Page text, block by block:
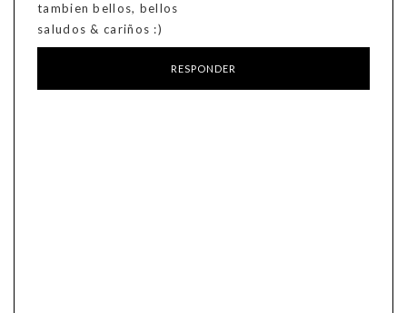
tambien bellos, bellos
saludos & cariños :)
RESPONDER